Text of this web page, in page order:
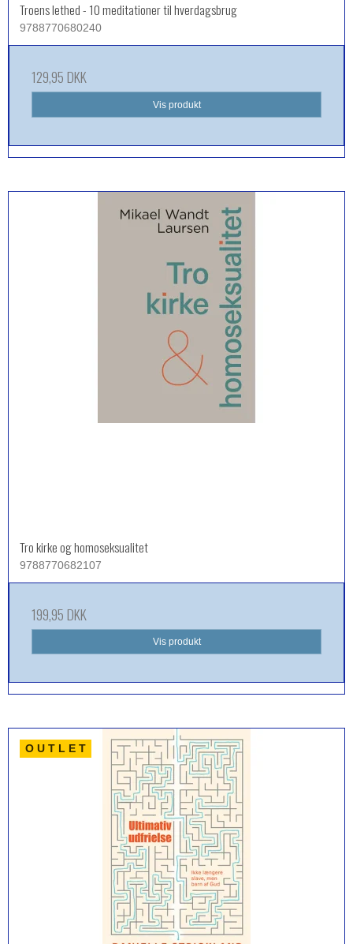
Troens lethed - 10 meditationer til hverdagsbrug
9788770680240
129,95 DKK
Vis produkt
Tro kirke og homoseksualitet
9788770682107
199,95 DKK
Vis produkt
O U T L E T